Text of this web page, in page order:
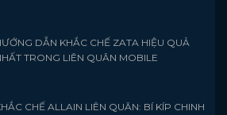
DẪN KHẮC CHẾ ZATA HIỆU QUẢ
TRONG LIÊN QUÂN MOBILE
CHẾ ALLAIN LIÊN QUÂN: BÍ KÍP CHINH